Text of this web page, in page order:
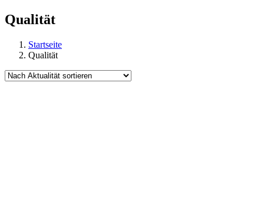
Qualität
Startseite
Qualität